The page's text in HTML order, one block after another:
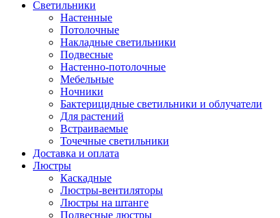
Светильники
Настенные
Потолочные
Накладные светильники
Подвесные
Настенно-потолочные
Мебельные
Ночники
Бактерицидные светильники и облучатели
Для растений
Встраиваемые
Точечные светильники
Доставка и оплата
Люстры
Каскадные
Люстры-вентиляторы
Люстры на штанге
Подвесные люстры